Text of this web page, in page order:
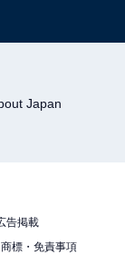
Japan
告掲載
標・免責事項